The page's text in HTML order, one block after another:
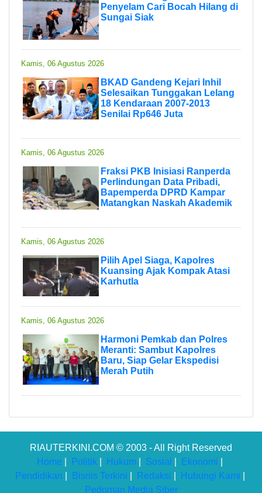
Penyelam Cari Bocah Hilang di
Sungai Siak
Kamis, 06 Agustus 2026
BKAD Gandeng Kejari Inhil
Selesaikan Tunggakan Lelang
18 Kendaraan 2007-2013
Senilai Rp646 Juta
Kamis, 06 Agustus 2026
Fraksi PKB Inisiasi Ranperda
Perlindungan Data Pribadi,
Bapemperda DPRD Kampar
Matangkan Naskah Akademik
Kamis, 06 Agustus 2026
Pilih Apel Siaga, Kapolres
Kuansing Ajak Kompak Atasi
Karhutla
Kamis, 06 Agustus 2026
Harmoni Pemkab dan Polres
Meranti: Sambut Kapolres
Baru, Siap Gelar Ekspedisi
Merah Putih
RIAUTERKINI.COM © 2003 - All Right Reserved
Home
Politik Hukum Sosial Ekonomi
Pendidikan
Bisnis Terkini Redaksi Hubungi Kami
Pedoman Media Siber